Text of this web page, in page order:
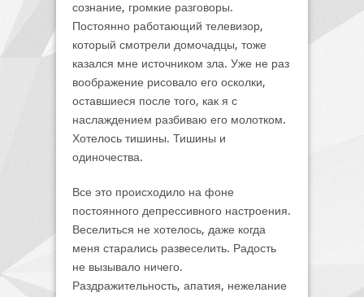
сознание, громкие разговоры.
Постоянно работающий телевизор,
который смотрели домочадцы, тоже
казался мне источником зла. Уже не раз
воображение рисовало его осколки,
оставшиеся после того, как я с
наслаждением разбиваю его молотком.
Хотелось тишины. Тишины и
одиночества.
Все это происходило на фоне
постоянного депрессивного настроения.
Веселиться не хотелось, даже когда
меня старались развеселить. Радость
не вызывало ничего.
Раздражительность, апатия, нежелание